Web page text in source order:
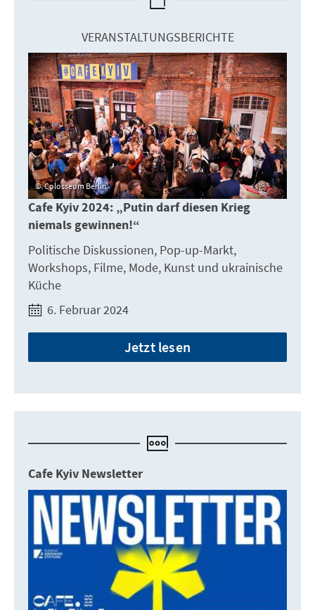
VERANSTALTUNGSBERICHTE
Colosseum Berlin
Cafe Kyiv 2024: „Putin darf diesen Krieg
niemals gewinnen!“
Politische Diskussionen, Pop-up-Markt,
Workshops, Filme, Mode, Kunst und ukrainische
Küche
6. Februar 2024
Jetzt lesen
Cafe Kyiv Newsletter